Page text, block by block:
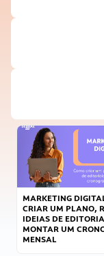
MARKETING
CRIAR UM PLANO,
IDEIAS DE
MONTAR UM
MENSAL